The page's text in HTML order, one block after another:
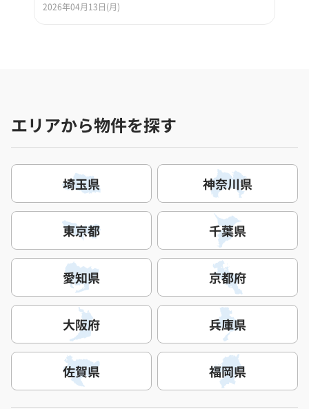
2026年04月13日(月)
エリアから物件を探す
埼玉県 神奈川県
東京都 千葉県
愛知県 京都府
大阪府 兵庫県
佐賀県 福岡県